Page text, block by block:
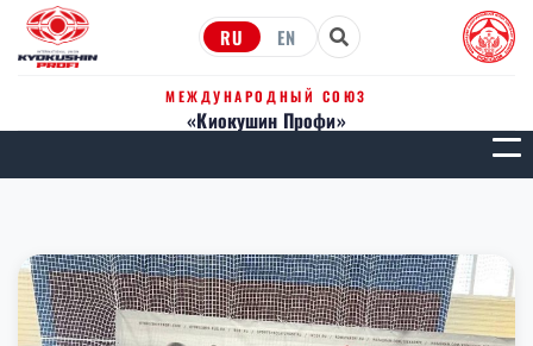
RU EN
МЕЖДУНАРОДНЫЙ СОЮЗ
«Киокушин Профи»